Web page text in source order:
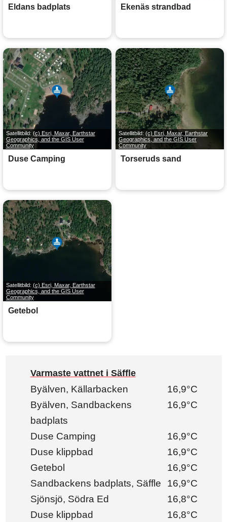
Eldans badplats Ekenäs strandbad
Satellitbild: (c) Esri, Maxar, Earthstar
Geographics, and the GIS User
Community
Duse Camping
Satellitbild: (c) Esri, Maxar, Earthstar
Geographics, and the GIS User
Community
Torseruds sand
Satellitbild: (c) Esri, Maxar, Earthstar
Geographics, and the GIS User
Community
Getebol
Varmaste vattnet i Säffle
Byälven, Källarbacken
16,9°C
Byälven, Sandbackens
badplats
16,9°C
Duse Camping
16,9°C
Duse klippbad
16,9°C
Getebol
16,9°C
Sandbackens badplats, Säffle
16,9°C
Sjönsjö, Södra Ed
16,8°C
Duse klippbad
16,8°C